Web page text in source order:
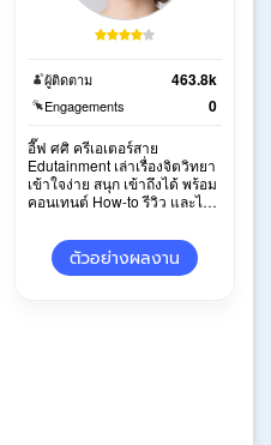
ผู้ติดตาม 463.8k
Engagements 0
อี๊ฟ ศศิ ครีเอเตอร์สาย
Edutainment เล่าเรื่องจิตวิทยา
เข้าใจง่าย สนุก เข้าถึงได้ พร้อม
คอนเทนต์ How-to รีวิว และไลฟ์
ตัวอย่างผลงาน